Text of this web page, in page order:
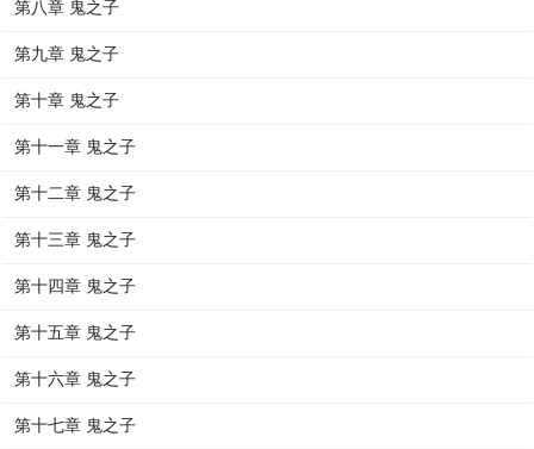
第八章 鬼之子
第九章 鬼之子
第十章 鬼之子
第十一章 鬼之子
第十二章 鬼之子
第十三章 鬼之子
第十四章 鬼之子
第十五章 鬼之子
第十六章 鬼之子
第十七章 鬼之子